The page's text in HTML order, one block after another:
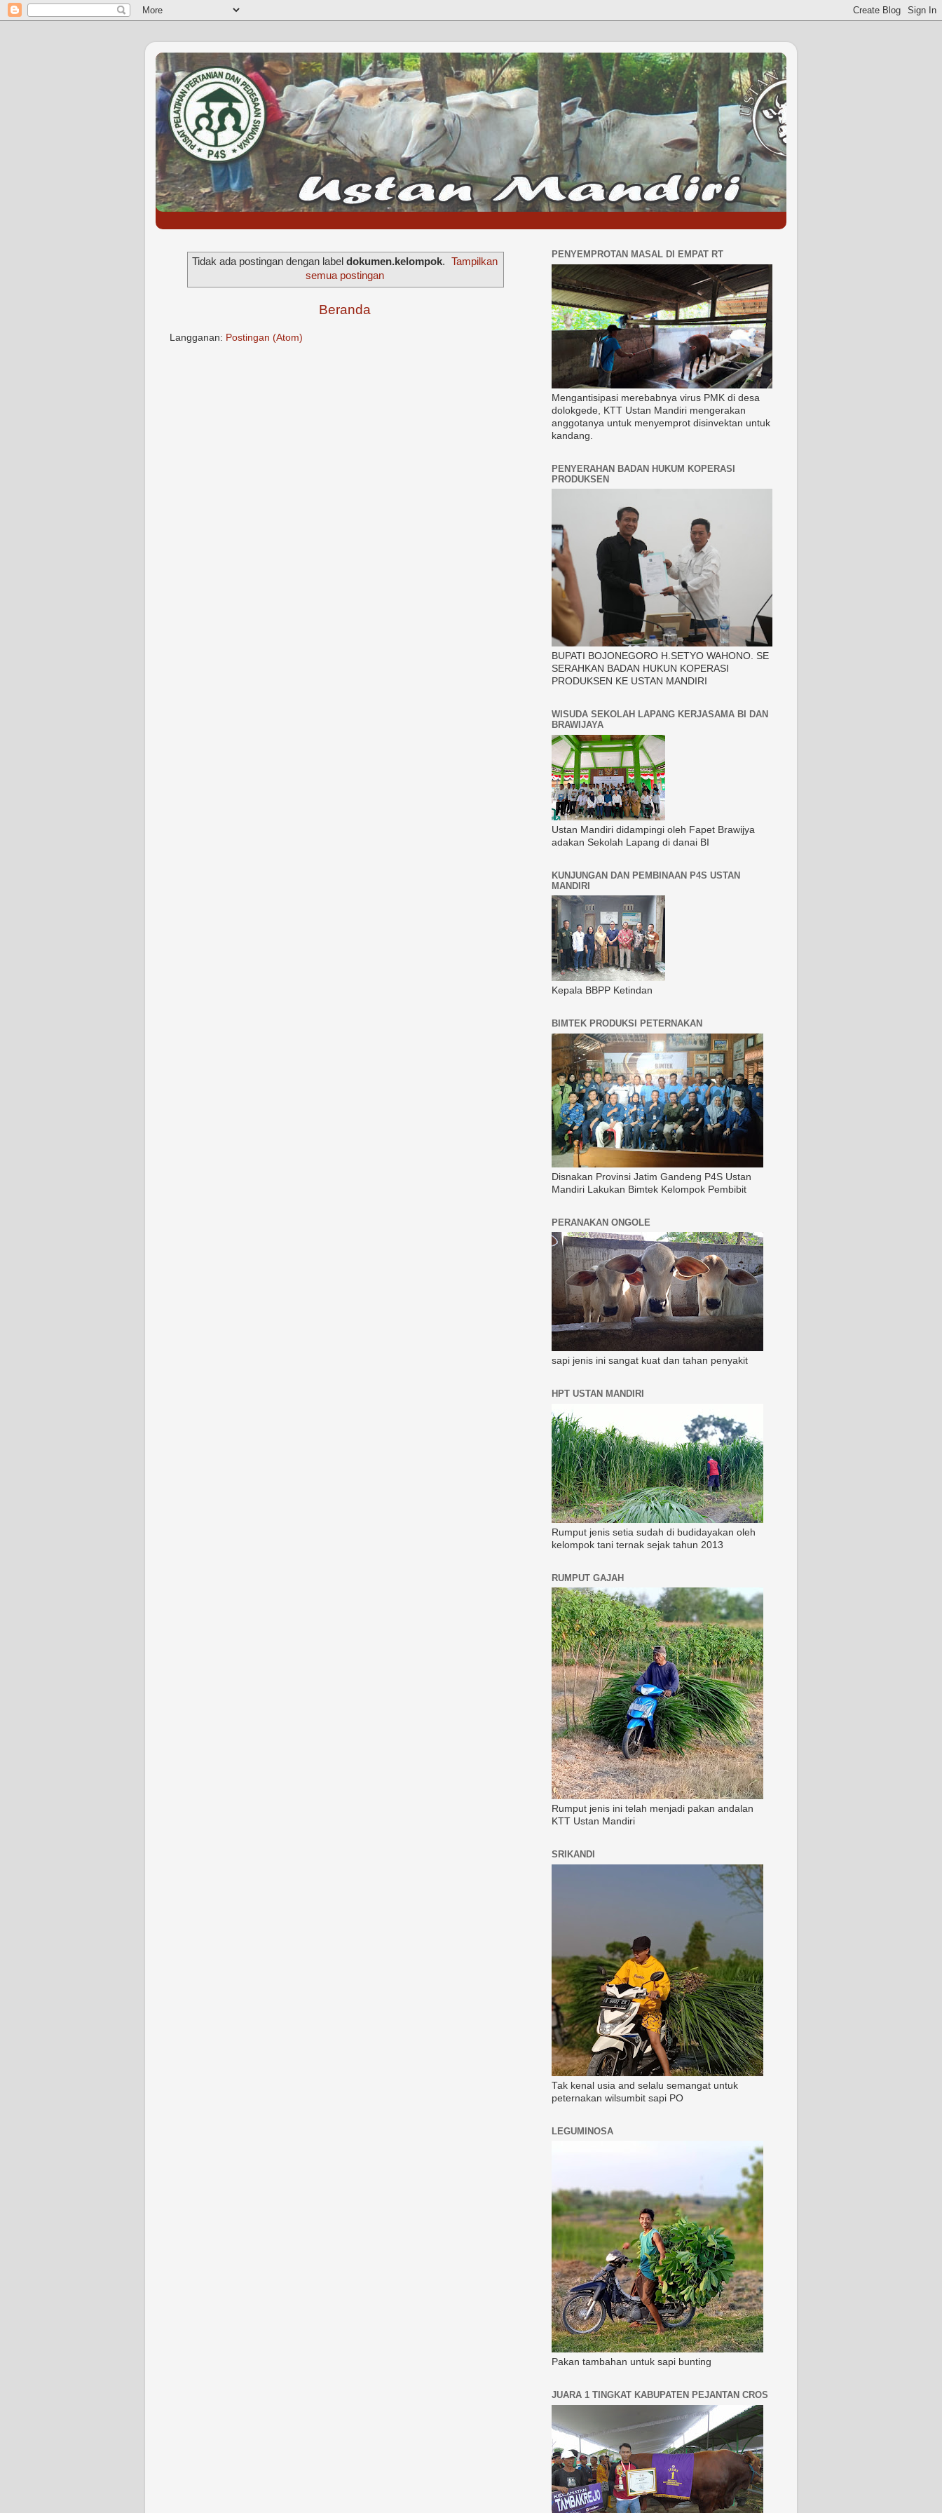
Tidak ada postingan dengan label dokumen.kelompok.
Tampilkan
semua postingan
Beranda
Langganan: Postingan (Atom)
PENYEMPROTAN MASAL DI EMPAT RT
Mengantisipasi merebabnya virus PMK di desa
dolokgede, KTT Ustan Mandiri mengerakan
anggotanya untuk menyemprot disinvektan untuk
kandang.
PENYERAHAN BADAN HUKUM KOPERASI
PRODUKSEN
BUPATI BOJONEGORO H.SETYO WAHONO. SE
SERAHKAN BADAN HUKUN KOPERASI
PRODUKSEN KE USTAN MANDIRI
WISUDA SEKOLAH LAPANG KERJASAMA BI DAN
BRAWIJAYA
Ustan Mandiri didampingi oleh Fapet Brawijya
adakan Sekolah Lapang di danai BI
KUNJUNGAN DAN PEMBINAAN P4S USTAN
MANDIRI
Kepala BBPP Ketindan
BIMTEK PRODUKSI PETERNAKAN
Disnakan Provinsi Jatim Gandeng P4S Ustan
Mandiri Lakukan Bimtek Kelompok Pembibit
PERANAKAN ONGOLE
sapi jenis ini sangat kuat dan tahan penyakit
HPT USTAN MANDIRI
Rumput jenis setia sudah di budidayakan oleh
kelompok tani ternak sejak tahun 2013
RUMPUT GAJAH
Rumput jenis ini telah menjadi pakan andalan
KTT Ustan Mandiri
SRIKANDI
Tak kenal usia and selalu semangat untuk
peternakan wilsumbit sapi PO
LEGUMINOSA
Pakan tambahan untuk sapi bunting
JUARA 1 TINGKAT KABUPATEN PEJANTAN CROS